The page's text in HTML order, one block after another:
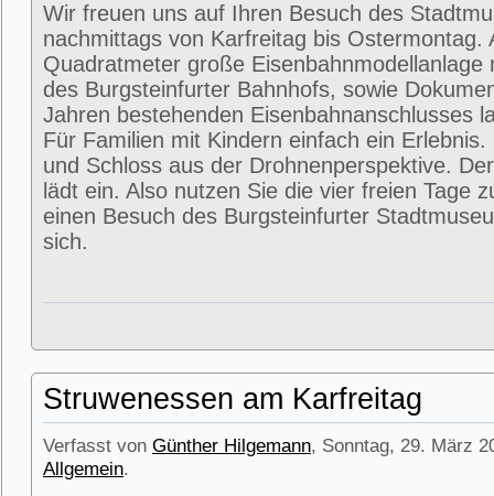
Wir freuen uns auf Ihren Besuch des
nachmittags von Karfreitag bis Ostermontag.
Quadratmeter große Eisenbahnmodellanlage
des Burgsteinfurter Bahnhofs, sowie
Jahren bestehenden Eisenbahnanschlusses
Für Familien mit Kindern einfach ein
und Schloss aus der Drohnenperspektive.
lädt ein. Also nutzen Sie die vier freien Tage
einen Besuch des Burgsteinfurter
sich.
Struwenessen am Karfreitag
Verfasst von Günther Hilgemann, Sonntag, 29. März
Allgemein.